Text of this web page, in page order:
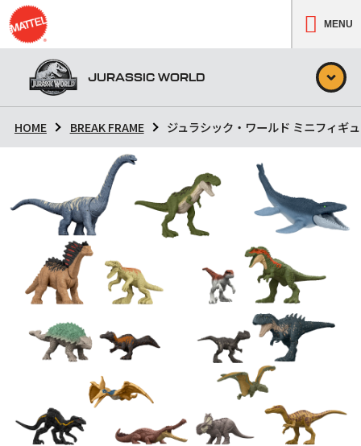
MENU
JURASSIC WORLD
HOME BREAK FRAME ジュラシック・ワールド ミニフィギ